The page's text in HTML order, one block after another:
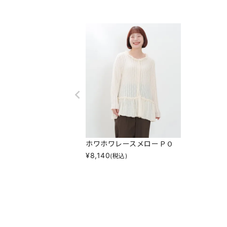
ホワホワレースメローＰＯ
¥8,140(税込)